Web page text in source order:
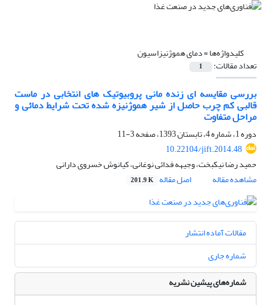
کلیدواژه‌ها =دمای هموژنیزاسیون
تعداد مقالات: 1
بررسی مقایسه ای زنده مانی پروبیوتیک های انتخابی در ماست
قالبی کم چرب حاصل از شیر هموژنیزه شده تحت شرایط دمائی و
مراحل متفاوت
دوره 1، شماره 4، تابستان 1393، صفحه
3-11
10.22104/jift.2014.48
حمید رضا نیکبخت، وجیهه فدائی نوغانی، کیانوش خسروی دارانی
مشاهده مقاله
اصل مقاله 201.9 K
مقالات آماده انتشار
شماره جاری
شماره‌های پیشین نشریه